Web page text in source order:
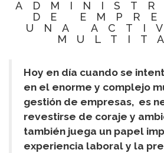
DE
UNA
Hoy en día cuando se
en el enorme y complejo
gestión de empresas, es
revestirse de coraje y
también juega un papel
experiencia laboral y la